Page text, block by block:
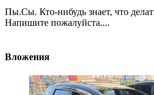
Пы.Сы. Кто-нибудь знает, что
Напишите пожалуйста....
Вложения